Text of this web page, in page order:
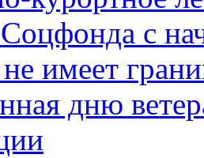
с
имеет
дню